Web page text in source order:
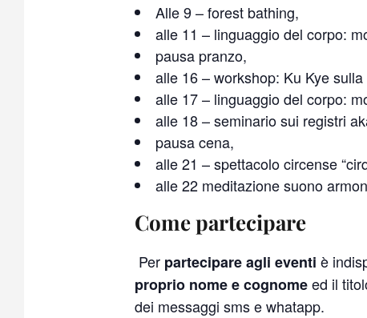
Alle 9 – forest bathing,
alle 11 – linguaggio del corpo:
pausa pranzo,
alle 16 – workshop: Ku Kye
alle 17 – linguaggio del corpo:
alle 18 – seminario sui registri
pausa cena,
alle 21 – spettacolo circense
alle 22 meditazione suono
Come partecipare
Per partecipare agli eventi è
proprio nome e cognomeed il
dei messaggi sms e whatapp.